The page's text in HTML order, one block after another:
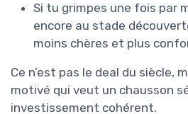
Si tu grimpes une fois par
encore au stade
moins chères et plus
Ce n’est pas le deal du siècle,
motivé qui veut un chausson
investissement cohérent.